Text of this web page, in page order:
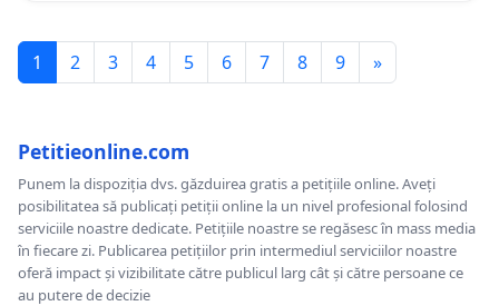
1 2 3 4 5 6 7 8 9 »
Petitieonline.com
Punem la dispoziția dvs. găzduirea gratis a petițiile online. Aveți
posibilitatea să publicați petiții online la un nivel profesional folosind
serviciile noastre dedicate. Petițiile noastre se regăsesc în mass media
în fiecare zi. Publicarea petițiilor prin intermediul serviciilor noastre
oferă impact și vizibilitate către publicul larg cât și către persoane ce
au putere de decizie